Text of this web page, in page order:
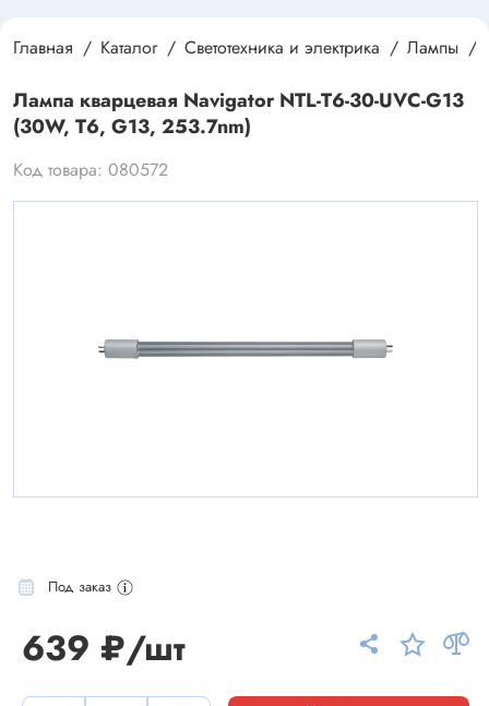
Главная Каталог Светотехника и электрика Лампы
Лампа кварцевая Navigator NTL-T6-30-UVC-G13
(30W, T6, G13, 253.7nm)
Код товара: 080572
Под заказ
639 ₽/шт